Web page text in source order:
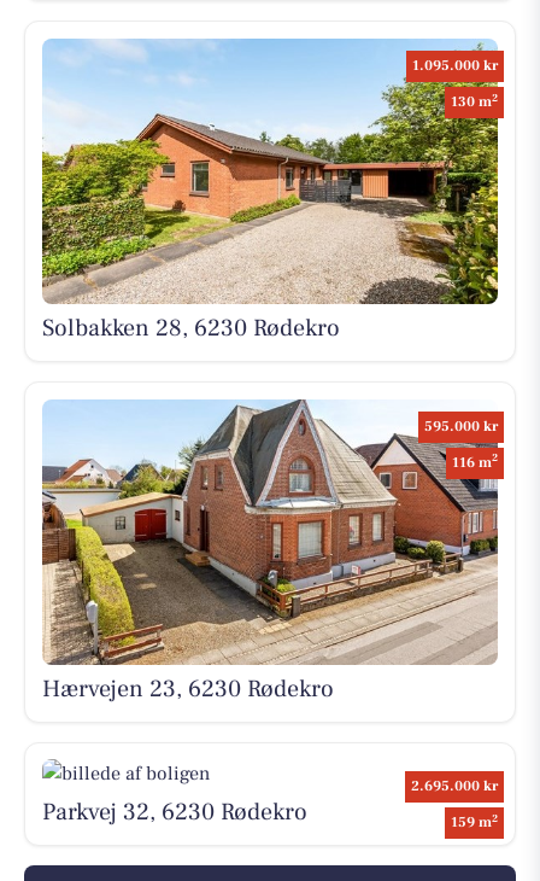
1.095.000 kr
130 m2
Solbakken 28, 6230 Rødekro
595.000 kr
116 m2
Hærvejen 23, 6230 Rødekro
2.695.000 kr
159 m2
Parkvej 32, 6230 Rødekro